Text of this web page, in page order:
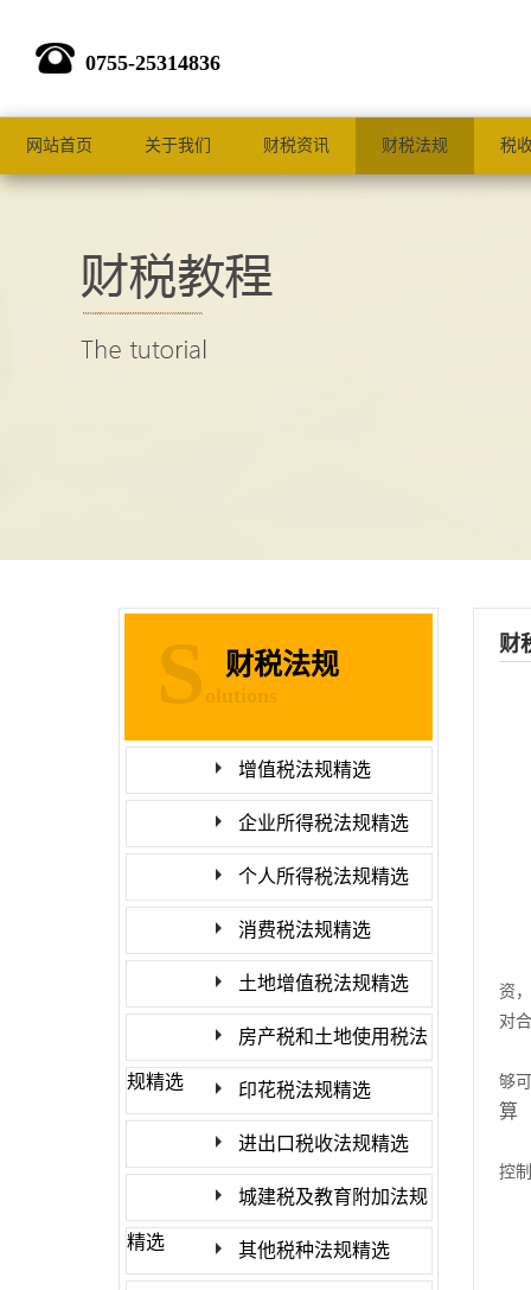
0755-25314836
网站首页 关于我们 财税资讯 财税法规 税
财税法规
S olutions
增值税法规精选
企业所得税法规精选
个人所得税法规精选
消费税法规精选
土地增值税法规精选
房产税和土地使用税法
规精选 印花税法规精选
进出口税收法规精选
城建税及教育附加法规
精选 其他税种法规精选
财
资
对
够
算
控